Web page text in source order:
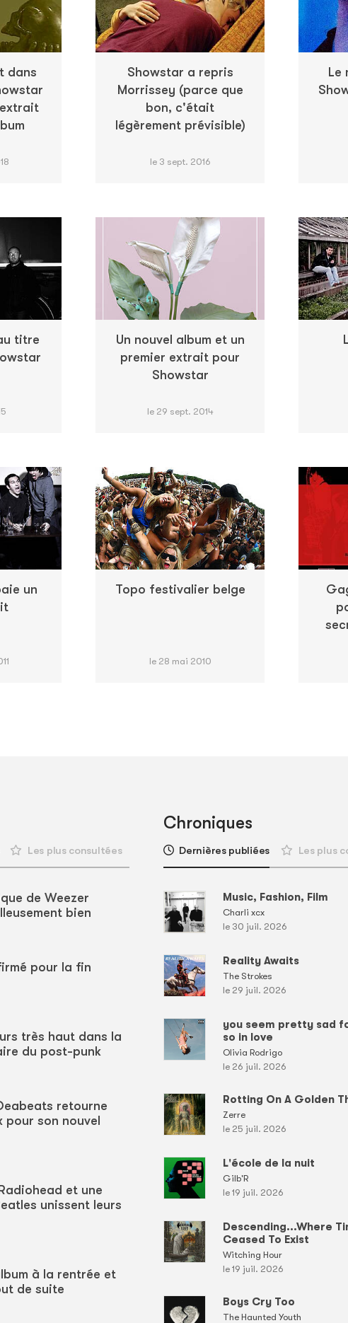
dans
Showstar a repris
Morrissey (parce que
bon, c'était
légèrement prévisible)
le 3 sept. 2016
Le
titre
Un nouvel album et un
premier extrait pour
Showstar
le 29 sept. 2014
un
Topo festivalier belge
le 28 mai 2010
Les plus consultées
de Weezer
bien
pour la fin
très haut dans la
du post-punk
retourne
pour son nouvel
et une
unissent leurs
à la rentrée et
de suite
Chroniques
Dernières publiées Les plus
Music, Fashion, Film
Charli xcx
le 30 juil. 2026
Reality Awaits
The Strokes
le 29 juil. 2026
you seem pretty sad
so in love
Olivia Rodrigo
le 26 juil. 2026
Rotting On A Golden
Zerre
le 25 juil. 2026
L'école de la nuit
Gilb'R
le 19 juil. 2026
Descending...Where
Ceased To Exist
Witching Hour
le 19 juil. 2026
Boys Cry Too
The Haunted Youth